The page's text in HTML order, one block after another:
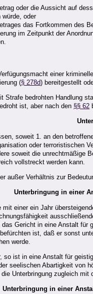
oder die Aussicht auf
würde, oder
das Fortkommen des
im Zeitpunkt der
einer
(§ 278d) bereitgestellt
Strafe bedrohten Handlung
ist, aber nach den §§ 62
soweit 1. an den
oder terroristischen
soweit die unrechtmäßige
vollstreckt werden kann.
außer Verhältnis zur
Unterbringung in einer
mit einer ein Jahr
Gericht in eine Anstalt
ist, daß er sonst
werde.
so ist in eine Anstalt für
seelischen Abartigkeit von
Unterbringung zugleich mit
Unterbringung in einer